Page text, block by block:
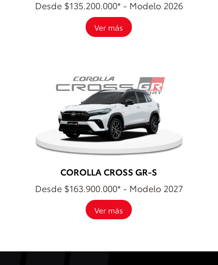
Desde $135.200.000* - Modelo 2026
Ver más
COROLLA CROSS GR-S
Desde $163.900.000* - Modelo 2027
Ver más